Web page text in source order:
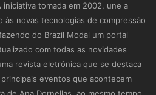
tomada em 2002, une a
às novas tecnologias de compressão
do Brazil Modal um portal
com todas as novidades
revista eletrônica que se destaca
eventos que acontecem